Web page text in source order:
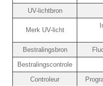
UV-lichtbron
Merk UV-licht
Bestralingsbron
Bestralingscontrole
Controleur